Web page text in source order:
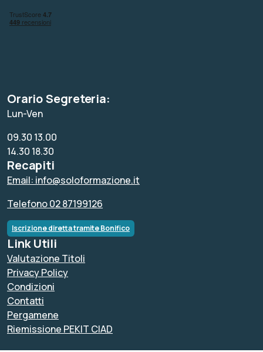
Orario Segreteria:
Lun-Ven
09.30 13.00
14.30 18.30
Recapiti
Email: info@soloformazione.it
Telefono 02 87199126
Iscrizione diretta tramite Bonifico
Link Utili
Valutazione Titoli
Privacy Policy
Condizioni
Contatti
Pergamene
Riemissione PEKIT CIAD